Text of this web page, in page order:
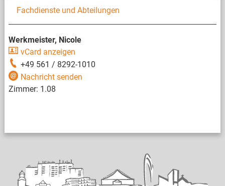
Fachdienste und Abteilungen
Werkmeister, Nicole
vCard anzeigen
+49 561 / 8292-1010
Nachricht senden
Zimmer: 1.08